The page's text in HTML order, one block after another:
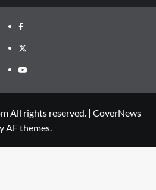
Facebook
Twitter
Youtube
All rights reserved. | CoverNews
AF themes.